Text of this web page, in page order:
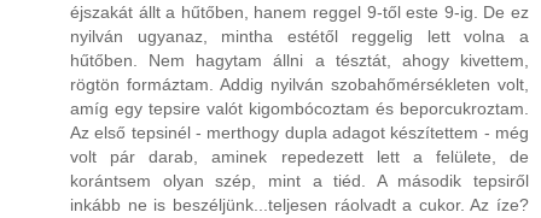
éjszakát állt a hűtőben, hanem reggel 9-től este 9-ig. De ez
nyilván ugyanaz, mintha estétől reggelig lett volna a
hűtőben. Nem hagytam állni a tésztát, ahogy kivettem,
rögtön formáztam. Addig nyilván szobahőmérsékleten volt,
amíg egy tepsire valót kigombócoztam és beporcukroztam.
Az első tepsinél - merthogy dupla adagot készítettem - még
volt pár darab, aminek repedezett lett a felülete, de
korántsem olyan szép, mint a tiéd. A második tepsiről
inkább ne is beszéljünk...teljesen ráolvadt a cukor. Az íze?